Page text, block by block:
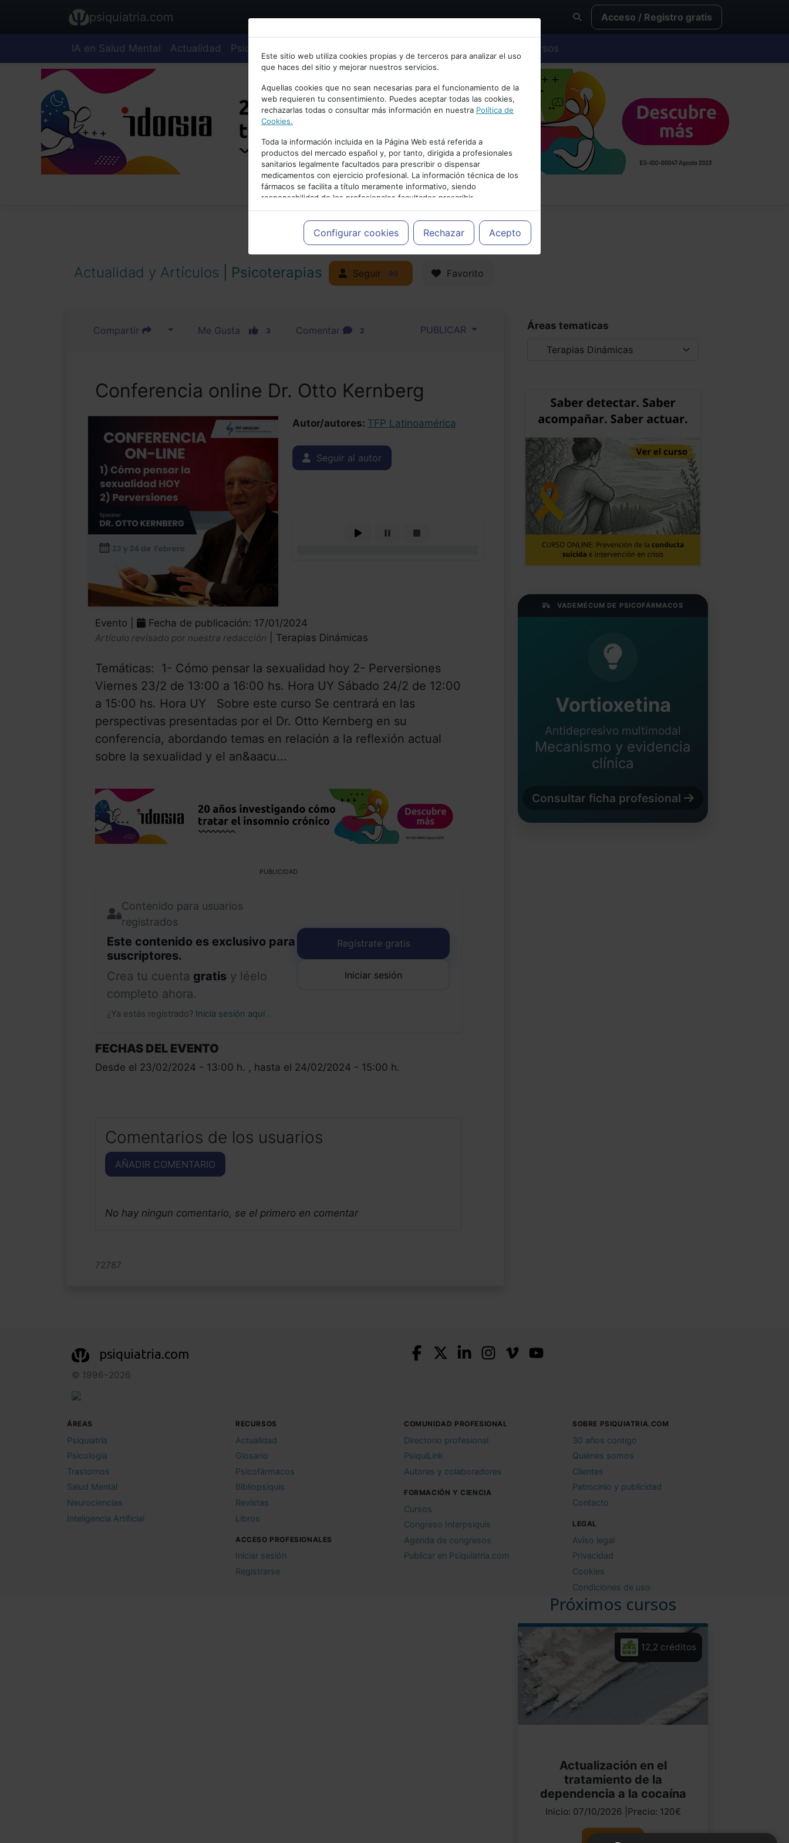
Bienvenid@ a psiquiatria.com
Escribe tu Email
Accede o regístrate con tu email.
Cancelar
psiquiatria.com Acceso / Registro gratis
IA en Salud Mental Actualidad Psiquiatría Cursos
Este sitio web utiliza cookies propias y de terceros para analizar el uso
que haces del sitio y mejorar nuestros servicios.
Aquellas cookies que no sean necesarias para el funcionamiento de la
web requieren tu consentimiento. Puedes aceptar todas las cookies,
rechazarlas todas o consultar más información en nuestra Política de
Cookies.
Toda la información incluida en la Página Web está referida a
productos del mercado español y, por tanto, dirigida a profesionales
sanitarios legalmente facultados para prescribir o dispensar
medicamentos con ejercicio profesional. La información técnica de los
fármacos se facilita a título meramente informativo, siendo
responsabilidad de los profesionales facultados prescribir
medicamentos y decidir, en cada caso concreto, el tratamiento más
adecuado a las necesidades del paciente.
Configurar cookies Rechazar Acepto
PUBLICIDAD
Actualidad y Artículos Psicoterapias Seguir 90 Favorito
Compartir Me Gusta 3 Comentar 2 PUBLICAR
Conferencia online Dr. Otto Kernberg
Autor/autores: TFP Latinoamérica
Seguir al autor
Evento | Fecha de publicación: 17/01/2024
Artículo revisado por nuestra redacción | Terapias Dinámicas
Temáticas: 1- Cómo pensar la sexualidad hoy 2- Perversiones
Viernes 23/2 de 13:00 a 16:00 hs. Hora UY Sábado 24/2 de 12:00
a 15:00 hs. Hora UY Sobre este curso Se centrará en las
perspectivas presentadas por el Dr. Otto Kernberg en su
conferencia, abordando temas en relación a la reflexión actual
sobre la sexualidad y el an&aacu...
PUBLICIDAD
Contenido para usuarios
registrados
Este contenido es exclusivo para
suscriptores.
Crea tu cuenta gratis y léelo
completo ahora.
¿Ya estás registrado? Inicia sesión aquí .
Regístrate gratis
Iniciar sesión
FECHAS DEL EVENTO
Desde el 23/02/2024 - 13:00 h. , hasta el 24/02/2024 - 15:00 h.
Comentarios de los usuarios
AÑADIR COMENTARIO
No hay ningun comentario, se el primero en comentar
72787
Áreas tematicas
VADEMÉCUM DE PSICOFÁRMACOS
Vortioxetina
Antidepresivo multimodal
Mecanismo y evidencia
clínica
Consultar ficha profesional
Próximos cursos
12,2 créditos
Actualización en el
tratamiento de la
dependencia a la cocaína
Inicio: 07/10/2026 |Precio: 120€
Ver curso
psiquiatria.com
© 1996–2026
ÁREAS
Psiquiatría
Psicología
Trastornos
Salud Mental
Neurociencias
Inteligencia Artificial
RECURSOS
Actualidad
Glosario
Psicofármacos
Bibliopsiquis
Revistas
Libros
ACCESO PROFESIONALES
Iniciar sesión
Registrarse
COMUNIDAD PROFESIONAL
Directorio profesional
PsiquiLink
Autores y colaboradores
FORMACIÓN Y CIENCIA
Cursos
Congreso Interpsiquis
Agenda de congresos
Publicar en Psiquiatria.com
SOBRE PSIQUIATRIA.COM
30 años contigo
Quiénes somos
Clientes
Patrocinio y publicidad
Contacto
LEGAL
Aviso legal
Privacidad
Cookies
Condiciones de uso